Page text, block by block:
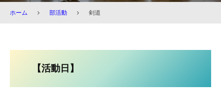
ホーム 部活動 剣道
2024
【活動日】